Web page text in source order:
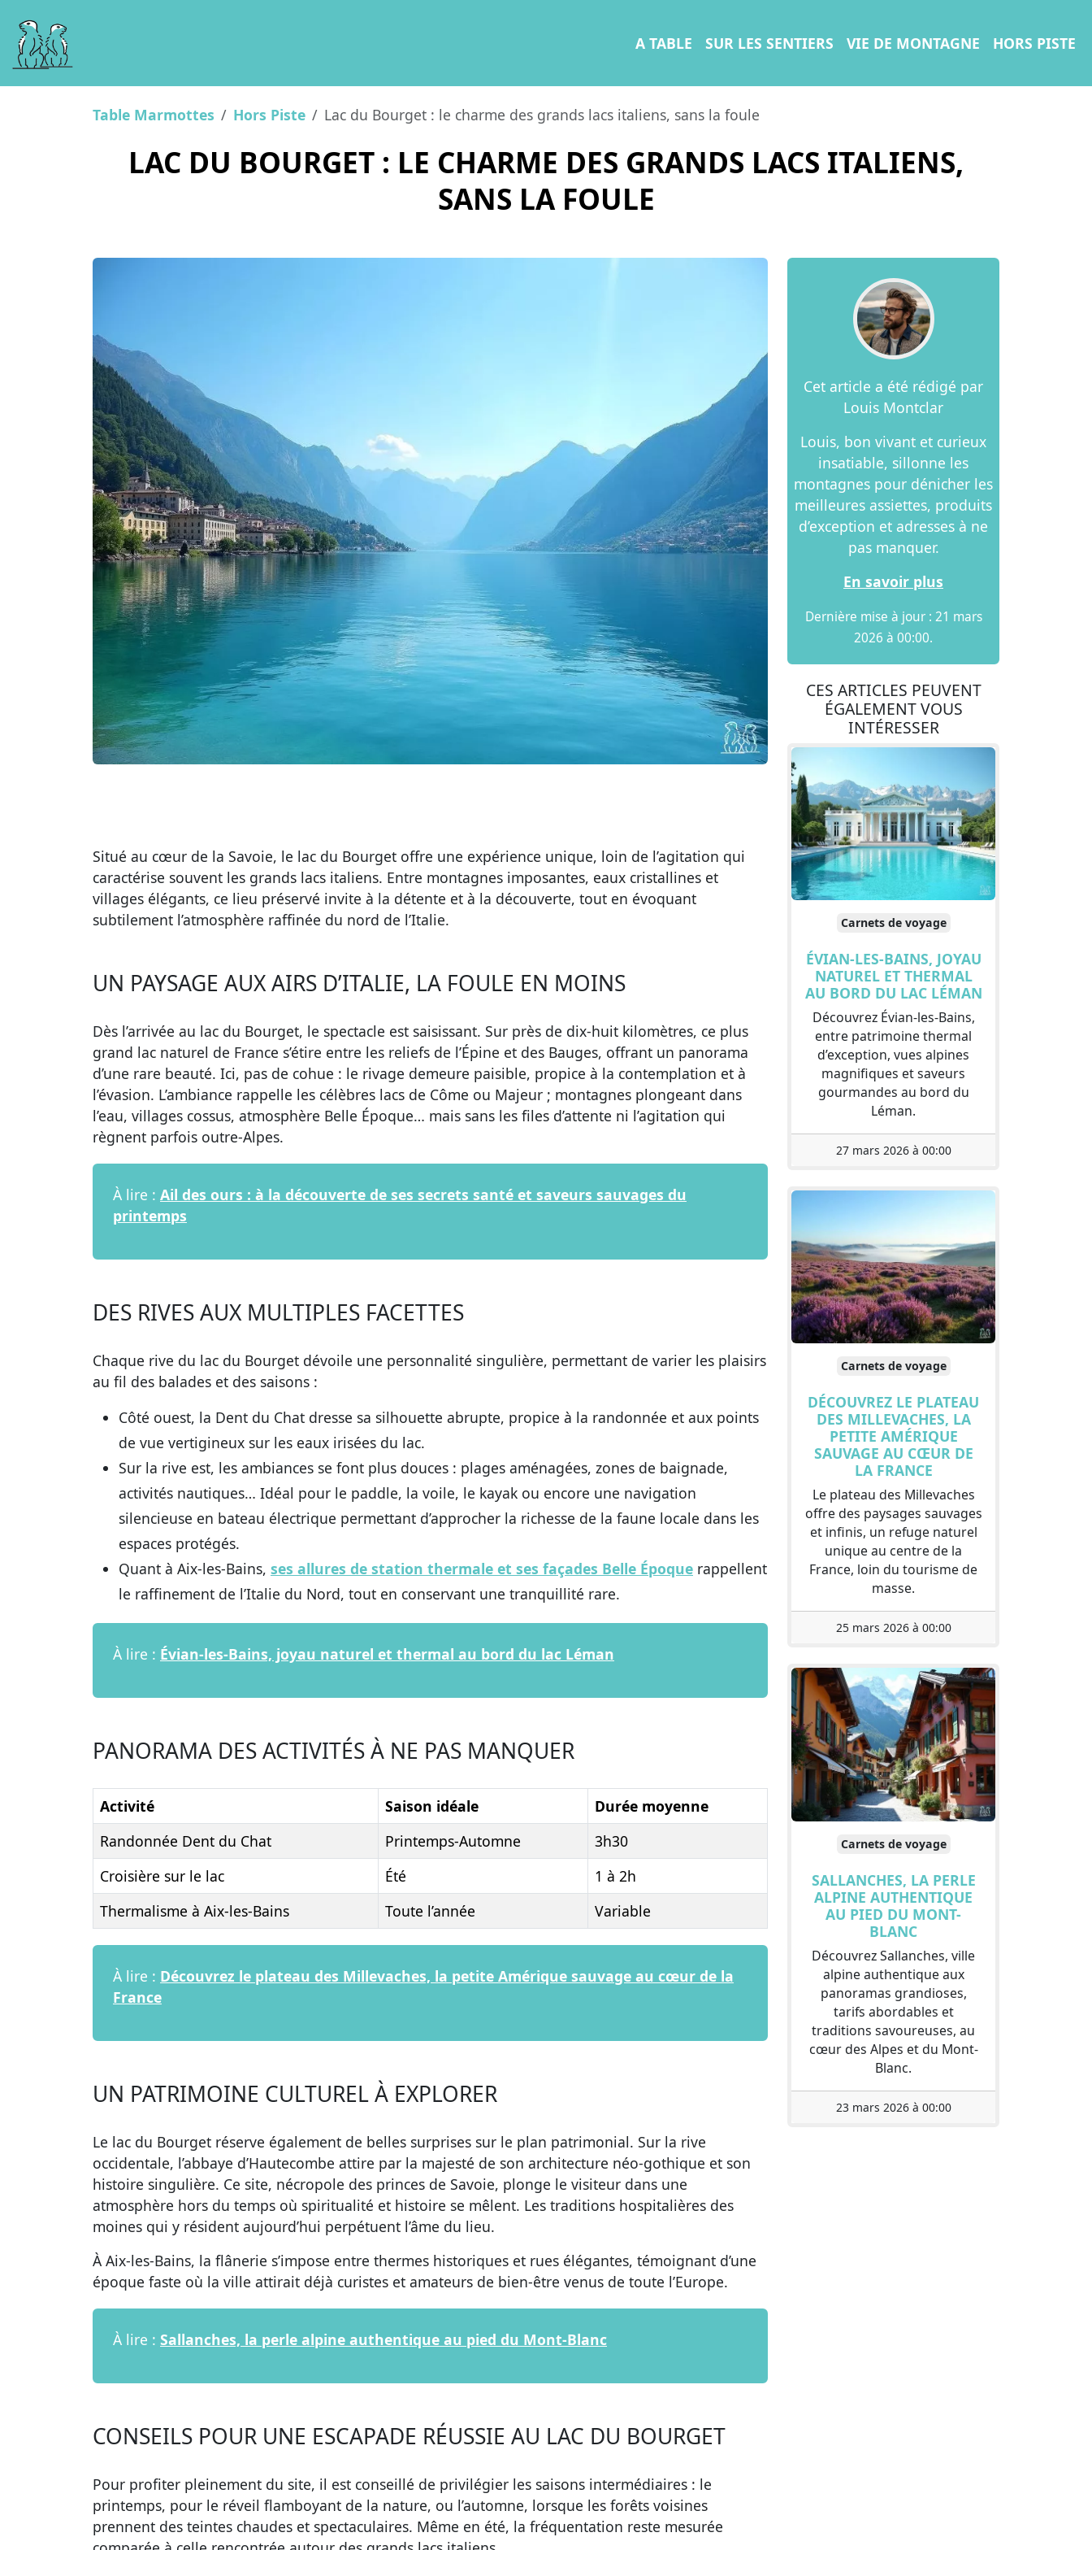
A TABLE SUR LES SENTIERS VIE DE MONTAGNE HORS PISTE
Table Marmottes Hors Piste Lac du Bourget : le charme des grands lacs italiens, sans la foule
LAC DU BOURGET : LE CHARME DES GRANDS LACS ITALIENS,
SANS LA FOULE
Situé au cœur de la Savoie, le lac du Bourget offre une expérience unique, loin de l’agitation qui
caractérise souvent les grands lacs italiens. Entre montagnes imposantes, eaux cristallines et
villages élégants, ce lieu préservé invite à la détente et à la découverte, tout en évoquant
subtilement l’atmosphère raffinée du nord de l’Italie.
UN PAYSAGE AUX AIRS D’ITALIE, LA FOULE EN MOINS
Dès l’arrivée au lac du Bourget, le spectacle est saisissant. Sur près de dix-huit kilomètres, ce plus
grand lac naturel de France s’étire entre les reliefs de l’Épine et des Bauges, offrant un panorama
d’une rare beauté. Ici, pas de cohue : le rivage demeure paisible, propice à la contemplation et à
l’évasion. L’ambiance rappelle les célèbres lacs de Côme ou Majeur ; montagnes plongeant dans
l’eau, villages cossus, atmosphère Belle Époque… mais sans les files d’attente ni l’agitation qui
règnent parfois outre-Alpes.
À lire : Ail des ours : à la découverte de ses secrets santé et saveurs sauvages du
printemps
DES RIVES AUX MULTIPLES FACETTES
Chaque rive du lac du Bourget dévoile une personnalité singulière, permettant de varier les plaisirs
au fil des balades et des saisons :
Côté ouest, la Dent du Chat dresse sa silhouette abrupte, propice à la randonnée et aux points
de vue vertigineux sur les eaux irisées du lac.
Sur la rive est, les ambiances se font plus douces : plages aménagées, zones de baignade,
activités nautiques… Idéal pour le paddle, la voile, le kayak ou encore une navigation
silencieuse en bateau électrique permettant d’approcher la richesse de la faune locale dans les
espaces protégés.
Quant à Aix-les-Bains, ses allures de station thermale et ses façades Belle Époque rappellent
le raffinement de l’Italie du Nord, tout en conservant une tranquillité rare.
À lire : Évian-les-Bains, joyau naturel et thermal au bord du lac Léman
PANORAMA DES ACTIVITÉS À NE PAS MANQUER
Activité Saison idéale
Durée moyenne
Randonnée Dent du Chat
Printemps-Automne
3h30
Croisière sur le lac
Été
1 à 2h
Thermalisme à Aix-les-Bains
Toute l’année Variable
À lire : Découvrez le plateau des Millevaches, la petite Amérique sauvage au cœur de la
France
UN PATRIMOINE CULTUREL À EXPLORER
Le lac du Bourget réserve également de belles surprises sur le plan patrimonial. Sur la rive
occidentale, l’abbaye d’Hautecombe attire par la majesté de son architecture néo-gothique et son
histoire singulière. Ce site, nécropole des princes de Savoie, plonge le visiteur dans une
atmosphère hors du temps où spiritualité et histoire se mêlent. Les traditions hospitalières des
moines qui y résident aujourd’hui perpétuent l’âme du lieu.
À Aix-les-Bains, la flânerie s’impose entre thermes historiques et rues élégantes, témoignant d’une
époque faste où la ville attirait déjà curistes et amateurs de bien-être venus de toute l’Europe.
À lire : Sallanches, la perle alpine authentique au pied du Mont-Blanc
CONSEILS POUR UNE ESCAPADE RÉUSSIE AU LAC DU BOURGET
Pour profiter pleinement du site, il est conseillé de privilégier les saisons intermédiaires : le
printemps, pour le réveil flamboyant de la nature, ou l’automne, lorsque les forêts voisines
prennent des teintes chaudes et spectaculaires. Même en été, la fréquentation reste mesurée
Cet article a été rédigé par
Louis Montclar
Louis, bon vivant et curieux
insatiable, sillonne les
montagnes pour dénicher les
meilleures assiettes, produits
d’exception et adresses à ne
pas manquer.
En savoir plus
Dernière mise à jour : 21 mars
2026 à 00:00.
CES ARTICLES PEUVENT
ÉGALEMENT VOUS
INTÉRESSER
Carnets de voyage
ÉVIAN-LES-BAINS, JOYAU
NATUREL ET THERMAL
AU BORD DU LAC LÉMAN
Découvrez Évian-les-Bains,
entre patrimoine thermal
d’exception, vues alpines
magnifiques et saveurs
gourmandes au bord du
Léman.
27 mars 2026 à 00:00
Carnets de voyage
DÉCOUVREZ LE PLATEAU
DES MILLEVACHES, LA
PETITE AMÉRIQUE
SAUVAGE AU CŒUR DE
LA FRANCE
Le plateau des Millevaches
offre des paysages sauvages
et infinis, un refuge naturel
unique au centre de la
France, loin du tourisme de
masse.
25 mars 2026 à 00:00
Carnets de voyage
SALLANCHES, LA PERLE
ALPINE AUTHENTIQUE
AU PIED DU MONT-
BLANC
Découvrez Sallanches, ville
alpine authentique aux
panoramas grandioses,
tarifs abordables et
traditions savoureuses, au
cœur des Alpes et du Mont-
Blanc.
23 mars 2026 à 00:00